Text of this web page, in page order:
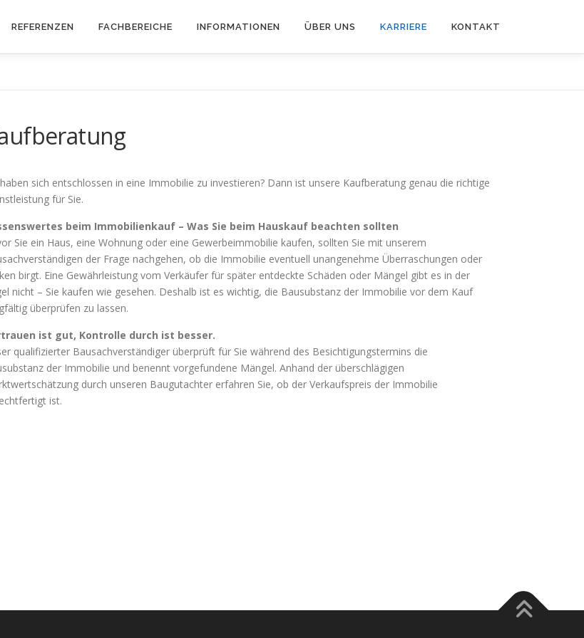
REFERENZEN FACHBEREICHE INFORMATIONEN ÜBER UNS KARRIERE KONTAKT
sich entschlossen in eine Immobilie zu investieren? Dann ist unsere Kaufberatung genau die richtige
für Sie.
beim Immobilienkauf – Was Sie beim Hauskauf beachten sollten
Sie ein Haus, eine Wohnung oder eine Gewerbeimmobilie kaufen, sollten Sie mit unserem
der Frage nachgehen, ob die Immobilie eventuell unangenehme Überraschungen oder
birgt. Eine Gewährleistung vom Verkäufer für später entdeckte Schäden oder Mängel gibt es in der
nicht – Sie kaufen wie gesehen. Deshalb ist es wichtig, die Bausubstanz der Immobilie vor dem Kauf
überprüfen zu lassen.
ist gut, Kontrolle durch ist besser.
qualifizierter Bausachverständiger überprüft für Sie während des Besichtigungstermins die
der Immobilie und benennt vorgefundene Mängel. Anhand der überschlägigen
durch unseren Baugutachter erfahren Sie, ob der Verkaufspreis der Immobilie
ist.